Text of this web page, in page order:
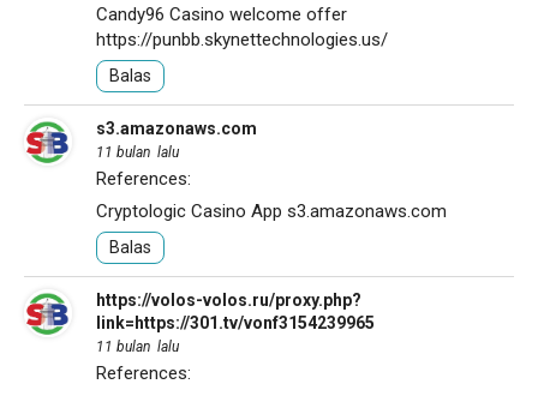
Candy96 Casino welcome offer
https://punbb.skynettechnologies.us/
Balas
s3.amazonaws.com
11 bulan lalu
References:
Cryptologic Casino App s3.amazonaws.com
Balas
https://volos-volos.ru/proxy.php?
link=https://301.tv/vonf3154239965
11 bulan lalu
References: